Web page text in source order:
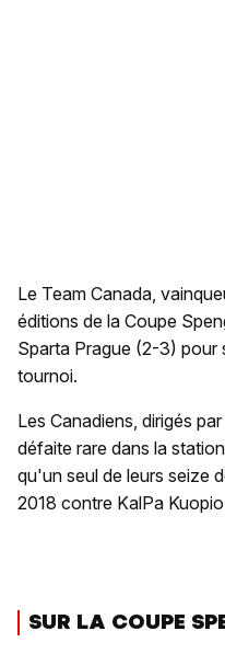
Le Team Canada,
éditions de la Coupe
Sparta Prague (2-3) pour
tournoi.
Les Canadiens, dirigés
défaite rare dans la
qu'un seul de leurs seize
2018 contre KalPa
SUR LA COUPE